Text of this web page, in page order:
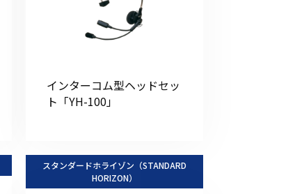
DCDCコンバーター/直流安定
業界使用例から探す
インターコム型ヘッドセッ
ト「YH-100」
スタンダードホライゾン（STANDARD
HORIZON）